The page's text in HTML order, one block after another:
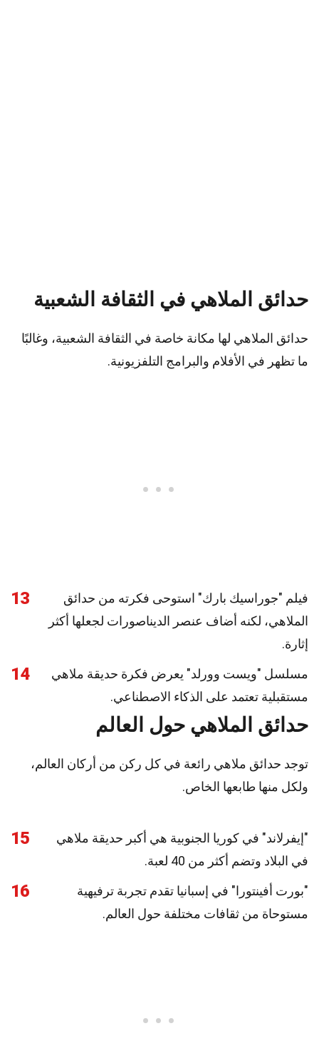
حدائق الملاهي في الثقافة الشعبية
حدائق الملاهي لها مكانة خاصة في الثقافة الشعبية، وغالبًا
ما تظهر في الأفلام والبرامج التلفزيونية.
13
فيلم "جوراسيك بارك" استوحى فكرته من حدائق
الملاهي، لكنه أضاف عنصر الديناصورات لجعلها أكثر
إثارة.
14
مسلسل "ويست وورلد" يعرض فكرة حديقة ملاهي
مستقبلية تعتمد على الذكاء الاصطناعي.
حدائق الملاهي حول العالم
توجد حدائق ملاهي رائعة في كل ركن من أركان العالم،
ولكل منها طابعها الخاص.
15
"إيفرلاند" في كوريا الجنوبية هي أكبر حديقة ملاهي
في البلاد وتضم أكثر من 40 لعبة.
16
"بورت أفينتورا" في إسبانيا تقدم تجربة ترفيهية
مستوحاة من ثقافات مختلفة حول العالم.